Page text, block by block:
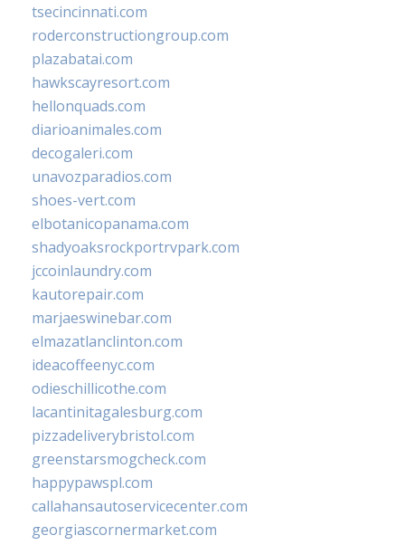
tsecincinnati.com
roderconstructiongroup.com
plazabatai.com
hawkscayresort.com
hellonquads.com
diarioanimales.com
decogaleri.com
unavozparadios.com
shoes-vert.com
elbotanicopanama.com
shadyoaksrockportrvpark.com
jccoinlaundry.com
kautorepair.com
marjaeswinebar.com
elmazatlanclinton.com
ideacoffeenyc.com
odieschillicothe.com
lacantinitagalesburg.com
pizzadeliverybristol.com
greenstarsmogcheck.com
happypawspl.com
callahansautoservicecenter.com
georgiascornermarket.com